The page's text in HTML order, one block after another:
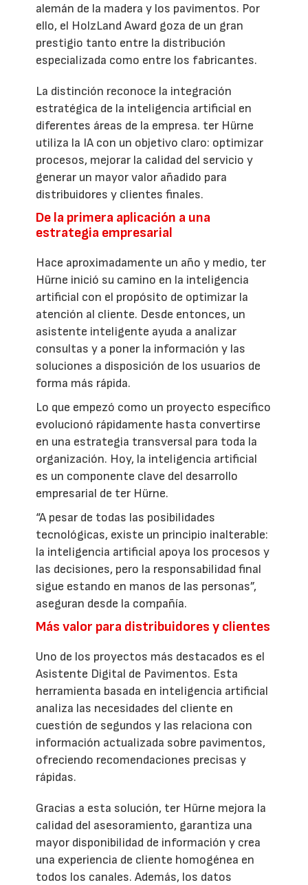
alemán de la madera y los pavimentos. Por
ello, el HolzLand Award goza de un gran
prestigio tanto entre la distribución
especializada como entre los fabricantes.
La distinción reconoce la integración
estratégica de la inteligencia artificial en
diferentes áreas de la empresa. ter Hürne
utiliza la IA con un objetivo claro: optimizar
procesos, mejorar la calidad del servicio y
generar un mayor valor añadido para
distribuidores y clientes finales.
De la primera aplicación a una
estrategia empresarial
Hace aproximadamente un año y medio, ter
Hürne inició su camino en la inteligencia
artificial con el propósito de optimizar la
atención al cliente. Desde entonces, un
asistente inteligente ayuda a analizar
consultas y a poner la información y las
soluciones a disposición de los usuarios de
forma más rápida.
Lo que empezó como un proyecto específico
evolucionó rápidamente hasta convertirse
en una estrategia transversal para toda la
organización. Hoy, la inteligencia artificial
es un componente clave del desarrollo
empresarial de ter Hürne.
“A pesar de todas las posibilidades
tecnológicas, existe un principio inalterable:
la inteligencia artificial apoya los procesos y
las decisiones, pero la responsabilidad final
sigue estando en manos de las personas”,
aseguran desde la compañía.
Más valor para distribuidores y clientes
Uno de los proyectos más destacados es el
Asistente Digital de Pavimentos. Esta
herramienta basada en inteligencia artificial
analiza las necesidades del cliente en
cuestión de segundos y las relaciona con
información actualizada sobre pavimentos,
ofreciendo recomendaciones precisas y
rápidas.
Gracias a esta solución, ter Hürne mejora la
calidad del asesoramiento, garantiza una
mayor disponibilidad de información y crea
una experiencia de cliente homogénea en
todos los canales. Además, los datos